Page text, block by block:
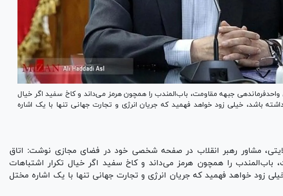
واحدفرماندهی جبهه مقاومت، باب‌المندب را همچون هرمز می‌داند و کاخ سفید اگر خیال
داشته باشد، خیلی زود خواهد فهمید که جریان انرژی و تجارت جهانی تنها با یک اشاره
مشاور رهبر انقلاب در صفحه شخصی خود در فضای مجازی نوشت: اتاق
باب‌المندب را همچون هرمز می‌داند و کاخ سفید اگر خیال تکرار اشتباهات
زود خواهد فهمید که جریان انرژی و تجارت جهانی تنها با یک اشاره مختل